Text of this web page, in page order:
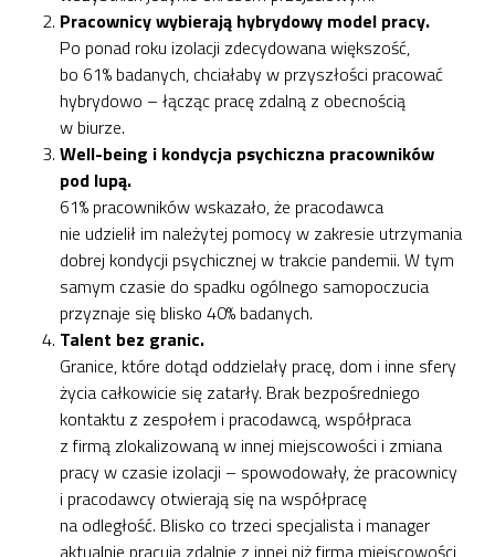
Pracownicy wybierają hybrydowy model pracy.
Po ponad roku izolacji zdecydowana większość,
bo 61% badanych, chciałaby w przyszłości pracować
hybrydowo – łącząc pracę zdalną z obecnością
w biurze.
Well-being i kondycja psychiczna pracowników
pod lupą.
61% pracowników wskazało, że pracodawca
nie udzielił im należytej pomocy w zakresie utrzymania
dobrej kondycji psychicznej w trakcie pandemii. W tym
samym czasie do spadku ogólnego samopoczucia
przyznaje się blisko 40% badanych.
Talent bez granic.
Granice, które dotąd oddzielały pracę, dom i inne sfery
życia całkowicie się zatarły. Brak bezpośredniego
kontaktu z zespołem i pracodawcą, współpraca
z firmą zlokalizowaną w innej miejscowości i zmiana
pracy w czasie izolacji – spowodowały, że pracownicy
i pracodawcy otwierają się na współpracę
na odległość. Blisko co trzeci specjalista i manager
aktualnie pracują zdalnie z innej niż firma miejscowości,